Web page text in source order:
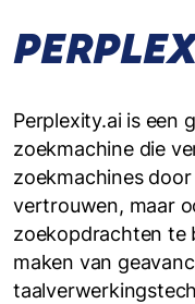
Perplexity.ai is een
zoekmachine die
zoekmachines
vertrouwen, maar
zoekopdrachten te
maken van